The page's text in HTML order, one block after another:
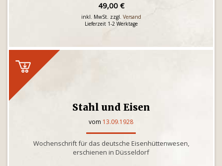
49,00 €
inkl. MwSt. zzgl. Versand
Lieferzeit 1-2 Werktage
Stahl und Eisen
vom 13.09.1928
Wochenschrift für das deutsche Eisenhüttenwesen,
erschienen in Düsseldorf